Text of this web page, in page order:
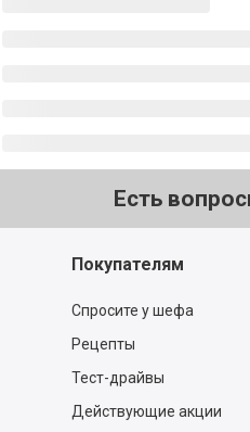
Есть
Покупателям
Спросите у шефа
Рецепты
Тест-драйвы
Действующие акции